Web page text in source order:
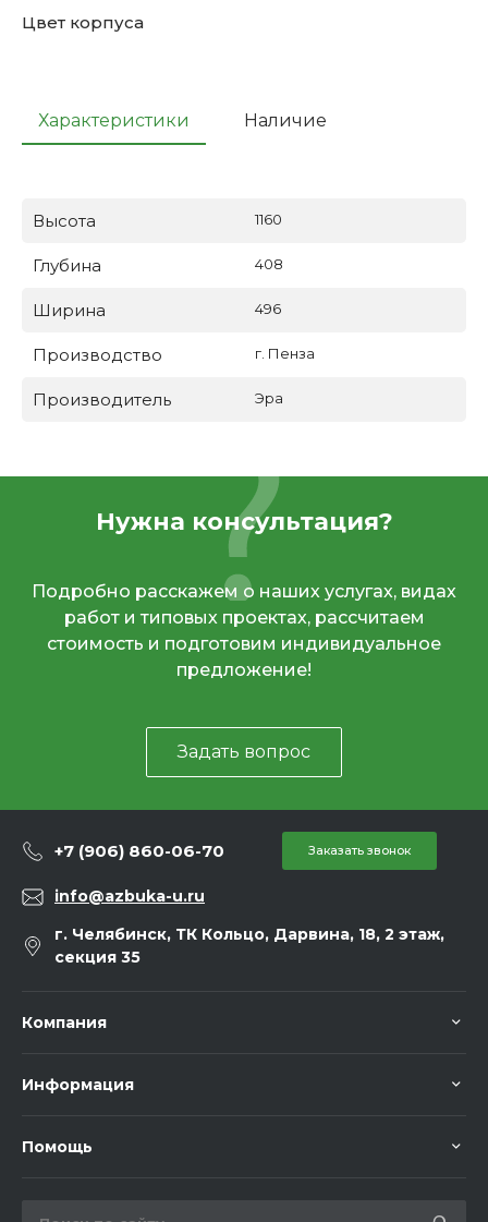
Цвет корпуса
Характеристики Наличие
Высота 1160
Глубина 408
Ширина 496
Производство г. Пенза
Производитель Эра
Нужна консультация?
Подробно расскажем о наших услугах, видах
работ и типовых проектах, рассчитаем
стоимость и подготовим индивидуальное
предложение!
Задать вопрос
+7 (906) 860-06-70 Заказать звонок
info@azbuka-u.ru
г. Челябинск, ТК Кольцо, Дарвина, 18, 2 этаж,
секция 35
Компания
Информация
Помощь